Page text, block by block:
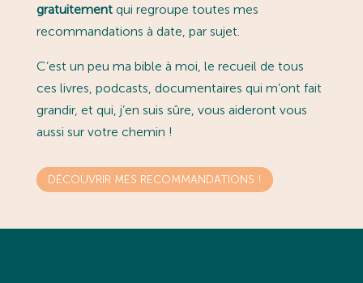
gratuitementqui regroupe toutes mes
recommandations à date, par sujet.
C’est un peu ma bible à moi, le recueil de tous
ces livres, podcasts, documentaires qui m’ont fait
grandir, et qui, j’en suis sûre, vous aideront vous
aussi sur votre chemin !
DÉCOUVRIR MES RECOMMANDATIONS !